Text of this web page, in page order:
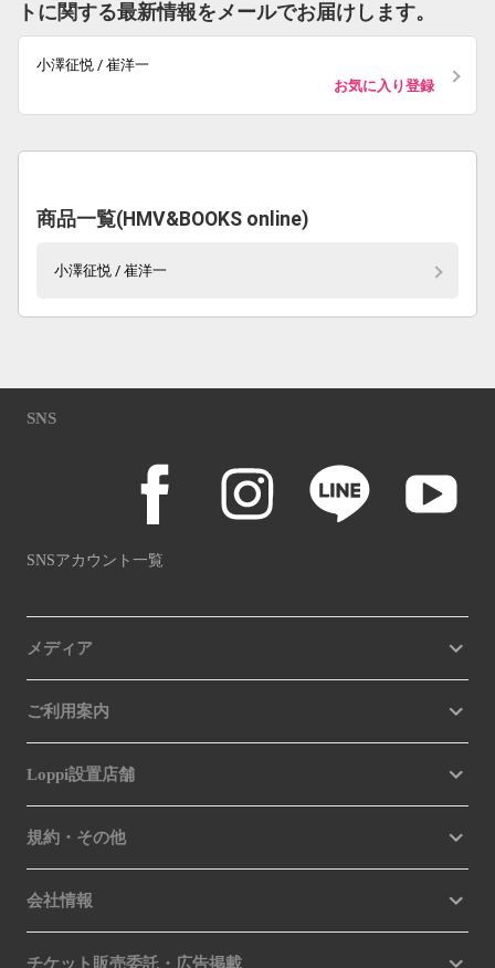
トに関する最新情報をメールでお届けします。
小澤征悦 / 崔洋一
お気に入り登録
商品一覧(HMV&BOOKS online)
小澤征悦 / 崔洋一
SNS
SNSアカウント一覧
メディア
ご利用案内
Loppi設置店舗
規約・その他
会社情報
チケット販売委託・広告掲載